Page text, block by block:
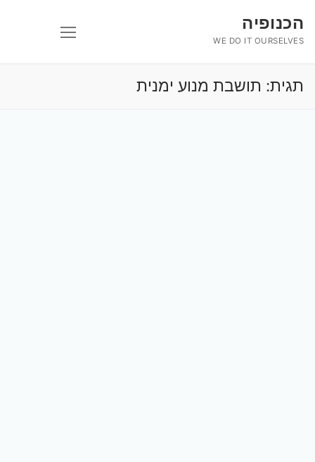
לתוכןהכנופיה
WE DO IT OURSELVES
תגית: תושבת מנוע ימנית